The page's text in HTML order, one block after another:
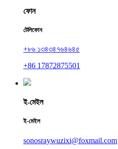
ফোন
টেলিফোন
+৮৬ ১৩৪৩৪৭৬৪৬৪৫
+86 17872875501
ই-মেইল
ই-মেইল
sonosraywuzixi@foxmail.com